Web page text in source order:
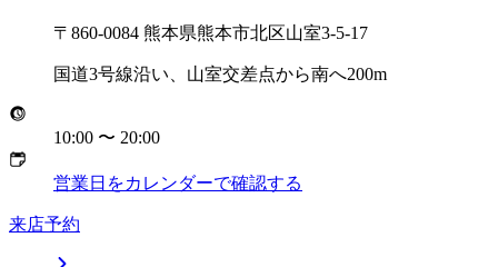
〒860-0084 熊本県熊本市北区山室3-5-17
国道3号線沿い、山室交差点から南へ200m
10:00 〜 20:00
営業日をカレンダーで確認する
来店予約